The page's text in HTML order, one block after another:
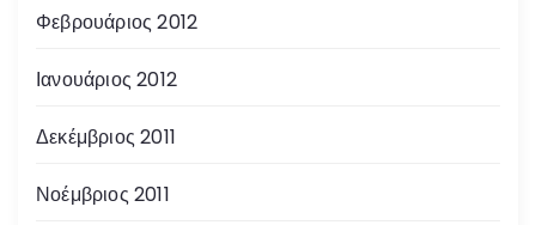
Φεβρουάριος 2012
Ιανουάριος 2012
Δεκέμβριος 2011
Νοέμβριος 2011